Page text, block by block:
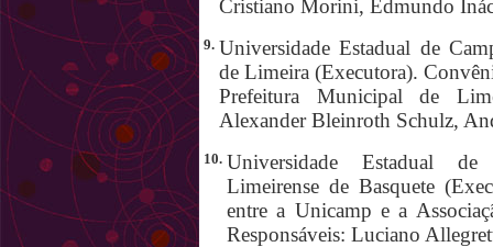
Cristiano Morini, Edmundo
9. Universidade Estadual de
de Limeira (Executora).
Prefeitura Municipal de
Alexander Bleinroth Schulz,
10. Universidade Estadual de
Limeirense de Basquete
entre a Unicamp e a
Responsáveis: Luciano